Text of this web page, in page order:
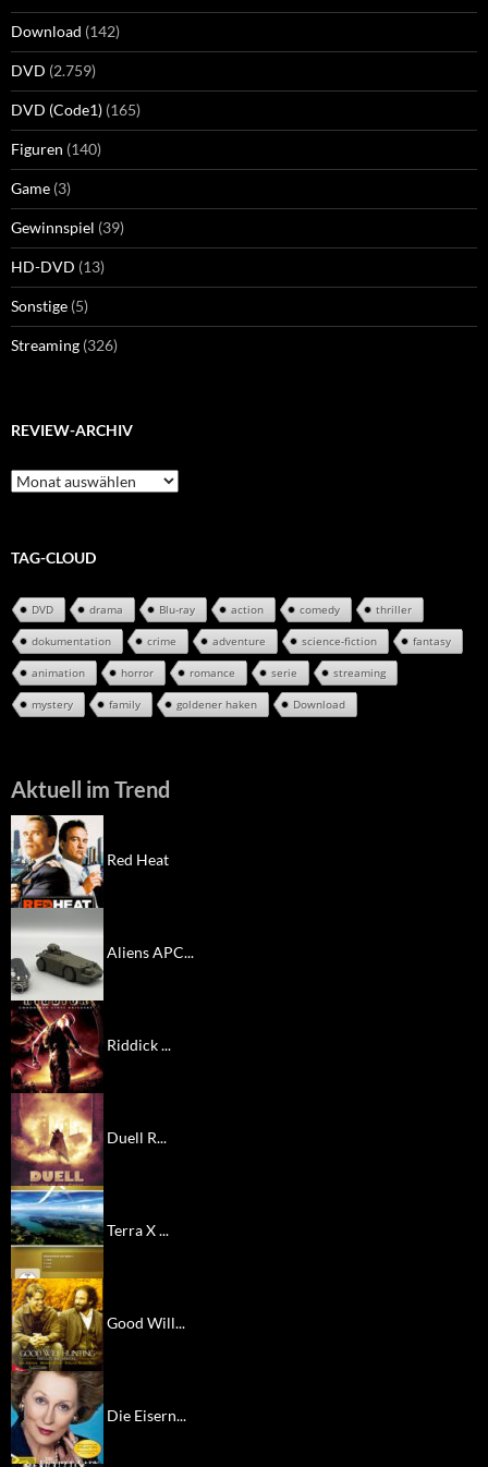
Download (142)
DVD (2.759)
DVD (Code1) (165)
Figuren (140)
Game (3)
Gewinnspiel (39)
HD-DVD (13)
Sonstige (5)
Streaming (326)
REVIEW-ARCHIV
Review-
Archiv
TAG-CLOUD
DVD drama Blu-ray action comedy thriller
dokumentation crime adventure science-fiction fantasy
animation horror romance serie streaming
mystery family goldener haken Download
Aktuell im Trend
Red Heat
Aliens APC...
Riddick ...
Duell R...
Terra X ...
Good Will...
Die Eisern...